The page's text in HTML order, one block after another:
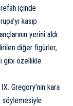
refah içinde
kasıp
yerini aldı.
diğer figürler,
gibi özellikle
Gregory’nin kara
söylemesiyle